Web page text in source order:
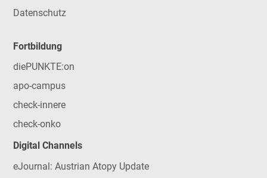
Datenschutz
Fortbildung
diePUNKTE:on
apo-campus
check-innere
check-onko
Digital Channels
eJournal: Austrian Atopy Update